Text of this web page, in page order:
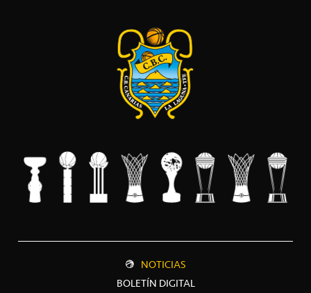
NOTICIAS
BOLETÍN DIGITAL